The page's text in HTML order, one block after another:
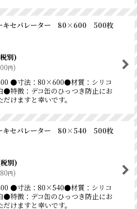
キセパレーター 80×600 500枚
別)
円)
●寸法：80×600●材質：シリコ
●特徴：デコ缶のひっつき防止にお
けますと幸いです。
キセパレーター 80×540 500枚
別)
円)
●寸法：80×540●材質：シリコ
●特徴：デコ缶のひっつき防止にお
けますと幸いです。